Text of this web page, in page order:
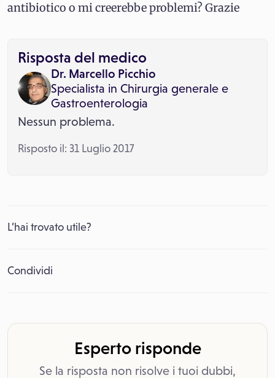
antibiotico o mi creerebbe problemi? Grazie
Risposta del medico
Dr. Marcello Picchio
Specialista in Chirurgia generale e
Gastroenterologia
Nessun problema.
Risposto il: 31 Luglio 2017
L’hai trovato utile?
Condividi
Esperto risponde
Se la risposta non risolve i tuoi dubbi,